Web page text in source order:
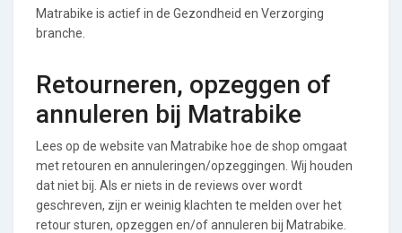
Matrabike is actief in de Gezondheid en Verzorging
branche.
Retourneren, opzeggen of
annuleren bij Matrabike
Lees op de website van Matrabike hoe de shop omgaat
met retouren en annuleringen/opzeggingen. Wij houden
dat niet bij. Als er niets in de reviews over wordt
geschreven, zijn er weinig klachten te melden over het
retour sturen, opzeggen en/of annuleren bij Matrabike.